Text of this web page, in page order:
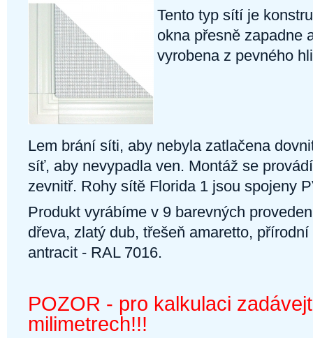
Tento typ sítí je
okna přesně zapadne
vyrobena z pevného
Lem brání síti, aby nebyla zatlačena
síť, aby nevypadla ven. Montáž se
zevnitř. Rohy sítě Florida 1 jsou spojeny
Produkt vyrábíme v 9 barevných
dřeva, zlatý dub, třešeň amaretto,
antracit - RAL 7016.
POZOR - pro kalkulaci
milimetrech!!!